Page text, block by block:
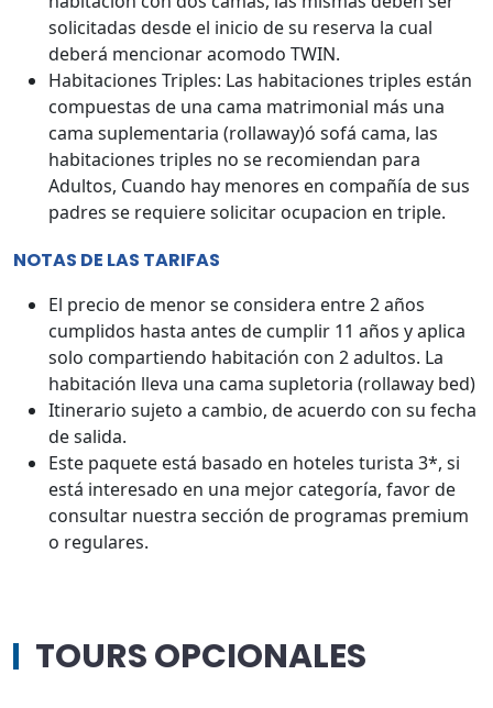
solicitadas desde el inicio de su reserva la cual
deberá mencionar acomodo TWIN.
Habitaciones Triples: Las habitaciones triples están
compuestas de una cama matrimonial más una
cama suplementaria (rollaway)ó sofá cama, las
habitaciones triples no se recomiendan para
Adultos, Cuando hay menores en compañía de sus
padres se requiere solicitar ocupacion en triple.
NOTAS DE LAS TARIFAS
El precio de menor se considera entre 2 años
cumplidos hasta antes de cumplir 11 años y aplica
solo compartiendo habitación con 2 adultos. La
habitación lleva una cama supletoria (rollaway bed)
Itinerario sujeto a cambio, de acuerdo con su fecha
de salida.
Este paquete está basado en hoteles turista 3*, si
está interesado en una mejor categoría, favor de
consultar nuestra sección de programas premium
o regulares.
TOURS OPCIONALES